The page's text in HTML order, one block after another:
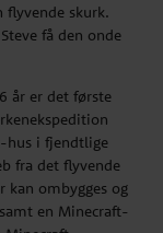
skurk.
få den onde
år er det første
hus i fjendtlige
fra det flyvende
kan ombygges og
en Minecraft-